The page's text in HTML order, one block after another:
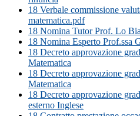
18 Verbale commissione
matematica.pdf
18 Nomina Tutor Prof. Lo
18 Nomina Esperto Prof.ssa
18 Decreto approvazione
Matematica
18 Decreto approvazione
Matematica
18 Decreto approvazione
esterno Inglese